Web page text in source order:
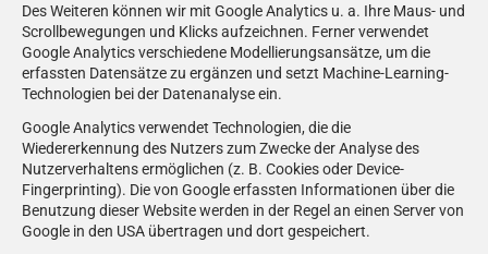
Des Weiteren können wir mit Google Analytics u. a. Ihre Maus- und
Scrollbewegungen und Klicks aufzeichnen. Ferner verwendet
Google Analytics verschiedene Modellierungsansätze, um die
erfassten Datensätze zu ergänzen und setzt Machine-Learning-
Technologien bei der Datenanalyse ein.
Google Analytics verwendet Technologien, die die
Wiedererkennung des Nutzers zum Zwecke der Analyse des
Nutzerverhaltens ermöglichen (z. B. Cookies oder Device-
Fingerprinting). Die von Google erfassten Informationen über die
Benutzung dieser Website werden in der Regel an einen Server von
Google in den USA übertragen und dort gespeichert.